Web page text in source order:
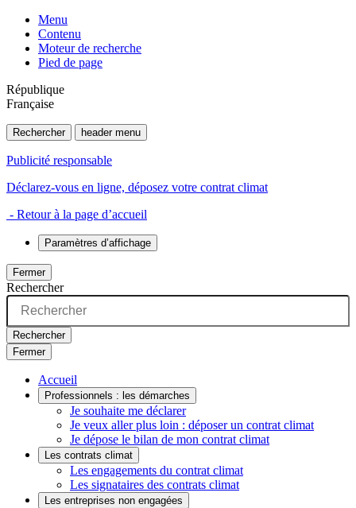
Menu
Contenu
Moteur de recherche
Pied de page
République
Française
Rechercher header menu
Publicité responsable
Déclarez-vous en ligne, déposez votre contrat climat
- Retour à la page d’accueil
Paramètres d’affichage
Fermer
Rechercher
Rechercher
Fermer
Accueil
Professionnels : les démarches
Je souhaite me déclarer
Je veux aller plus loin : déposer un contrat climat
Je dépose le bilan de mon contrat climat
Les contrats climat
Les engagements du contrat climat
Les signataires des contrats climat
Les entreprises non engagées